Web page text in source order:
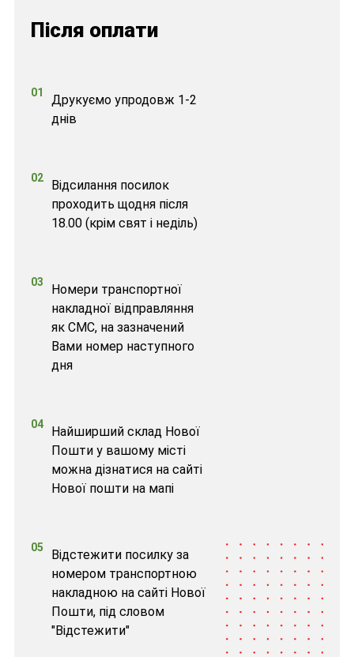
Після оплати
01
Друкуємо упродовж 1-2
днів
02
Відсилання посилок
проходить щодня після
18.00 (крім свят і неділь)
03
Номери транспортної
накладної відправляння
як СМС, на зазначений
Вами номер наступного
дня
04
Найширший склад Нової
Пошти у вашому місті
можна дізнатися на сайті
Нової пошти на мапі
05
Відстежити посилку за
номером транспортною
накладною на сайті Нової
Пошти, під словом
"Відстежити"